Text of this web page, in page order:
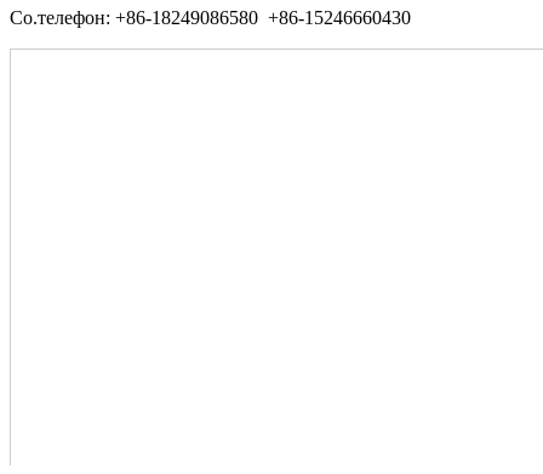
Со.телефон: +86-18249086580 +86-15246660430